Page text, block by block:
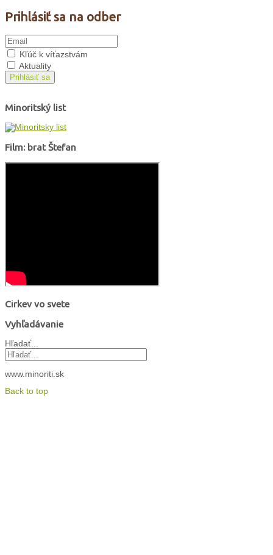
Prihlásiť sa na odber
Kľúč k víťazstvám
Aktuality
Prihlásiť sa
Minoritský list
Film: brat Štefan
Cirkev vo svete
Vyhľadávanie
Hľadať...
www.minoriti.sk
Back to top